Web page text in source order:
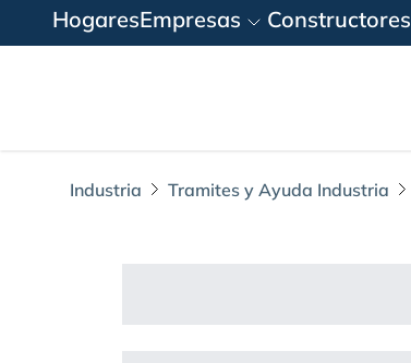
HogaresEmpresas Constructores
Industria Tramites y Ayuda Industria